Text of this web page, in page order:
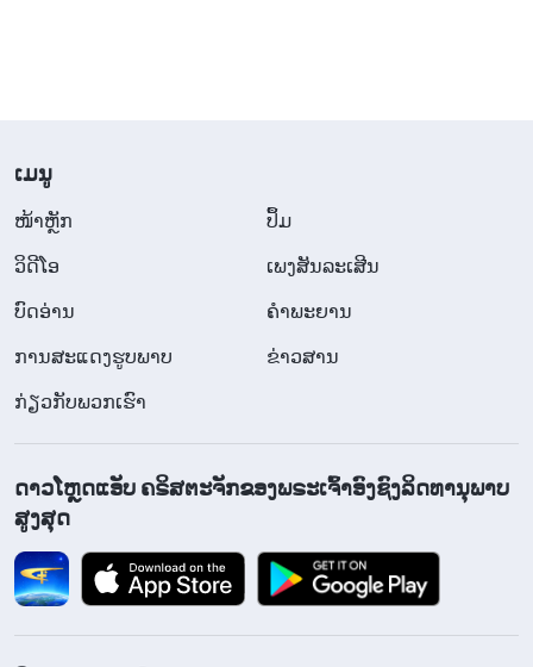
ຄຸ້ມຄອງຂອງພຣະເຈົ້າທີ່ນໍາຄວາມລອດພົ້ນມາສູ່ມະນຸດ; ຖ້າ
ທີ່ພາລະກິດຄຸ້ມຄອງຂອງພຣະເຈົ້າເປີດເຜີຍອອກທ່າມກາງ
ມະນຸດຊາດ, ຫຼາກຫຼາຍໜ້າທີ່ໄດ້ເກີດຂຶ້ນ ເຊິ່ງຈຳເປັນຕ້ອງ
ເຮັດໃຫ້ສຳເລັດ ແລະ ພວກມັນຮຽກຮ້ອງໃຫ້ຜູ້ຄົນຮ່ວມມື
ແລະ ເຮັດໃຫ້ໜ້າທີ່ເຫຼົ່ານັ້ນສຳເລັດ. ສິ່ງນີ້ກໍ່ໃຫ້ເກີດຄວາມ
ຮັບຜິດຊອບ ແລະ ພາລະກິດເພື່ອໃຫ້ຜູ້ຄົນໄດ້ປະຕິບັດ ແລະ
ບັນທຶກການສົນທະນາຂອງພຣະຄຣິດແຫ່ງຍຸກສຸດທ້າຍ. ແມ່ນຫຍັງ
ແມ່ນຫຍັງກໍ່ຕາມ, ຢ່າຈຳແນກລະຫວ່າງສິ່ງທີ່ສູງ ແລະ ຕໍ່າ.
​ເມ​ນູ
​ໜ້າຫຼັກ
ປຶ້ມ
ວິ​ດີ​ໂອ
ເພງສັນລະເສີນ
ບົດອ່ານ
ຄຳພະຍານ
ການສະແດງຮູບພາບ
ຂ່າວສານ
ກ່ຽວກັບພວກເຮົາ
ດາວໂຫຼດແອັບ ຄຣິສຕະຈັກຂອງພຣະເຈົ້າອົງຊົງລິດທານຸພາບ
ສູງສຸດ